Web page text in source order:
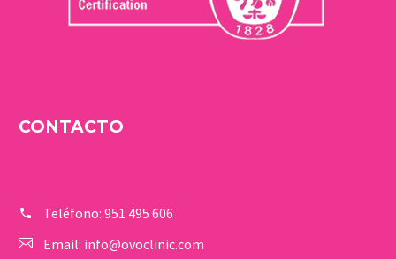
CONTACTO
Teléfono: 951 495 606
Email: info@ovoclinic.com